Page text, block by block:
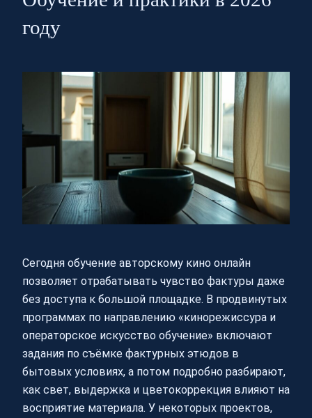
году
Сегодня обучение авторскому кино онлайн
позволяет отрабатывать чувство фактуры даже
без доступа к большой площадке. В продвинутых
программах по направлению «кинорежиссура и
операторское искусство обучение» включают
задания по съёмке фактурных этюдов в
бытовых условиях, а потом подробно разбирают,
как свет, выдержка и цветокоррекция влияют на
восприятие материала. У некоторых проектов,